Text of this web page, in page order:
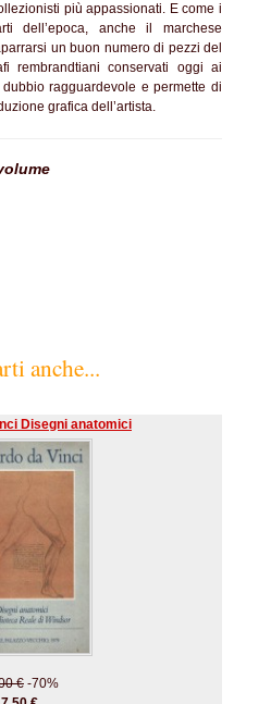
più appassionati. E come i
dell’epoca, anche il marchese
un buon numero di pezzi del
rembrandtiani conservati oggi ai
ragguardevole e permette di
grafica dell’artista.
anche...
Disegni anatomici
€ -70%